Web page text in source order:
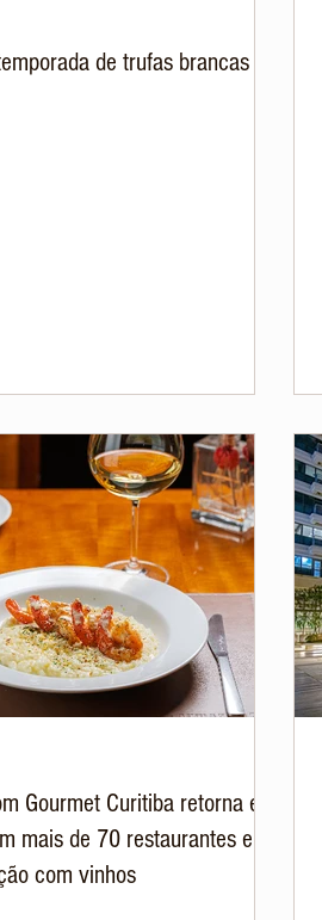
de trufas brancas em
Gourmet Curitiba retorna em
mais de 70 restaurantes e
com vinhos